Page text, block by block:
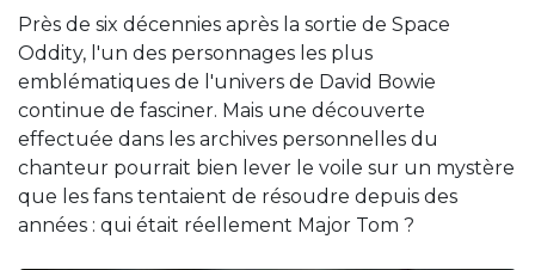
Près de six décennies après la sortie de Space
Oddity, l'un des personnages les plus
emblématiques de l'univers de David Bowie
continue de fasciner. Mais une découverte
effectuée dans les archives personnelles du
chanteur pourrait bien lever le voile sur un mystère
que les fans tentaient de résoudre depuis des
années : qui était réellement Major Tom ?